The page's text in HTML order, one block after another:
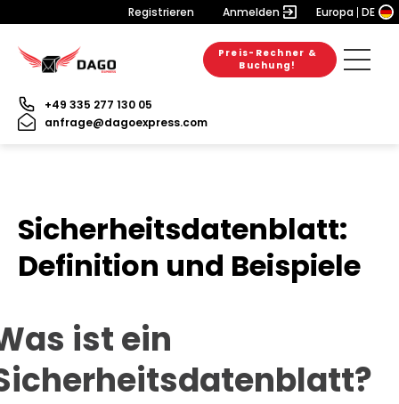
Registrieren Anmelden Europa DE
Preis-Rechner &
Buchung!
+49 335 277 130 05
anfrage@dagoexpress.com
Sicherheitsdatenblatt:
Definition und Beispiele
ist ein